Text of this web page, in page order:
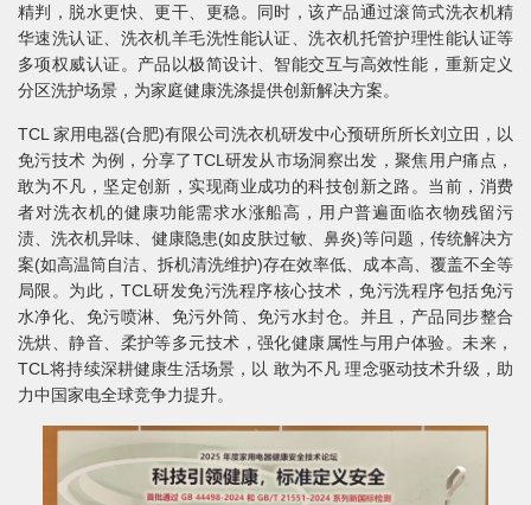
精判，脱水更快、更干、更稳。同时，该产品通过滚筒式洗衣机精
华速洗认证、洗衣机羊毛洗性能认证、洗衣机托管护理性能认证等
多项权威认证。产品以极简设计、智能交互与高效性能，重新定义
分区洗护场景，为家庭健康洗涤提供创新解决方案。
TCL 家用电器(合肥)有限公司洗衣机研发中心预研所所长刘立田，以
免污技术 为例，分享了TCL研发从市场洞察出发，聚焦用户痛点，
敢为不凡，坚定创新，实现商业成功的科技创新之路。当前，消费
者对洗衣机的健康功能需求水涨船高，用户普遍面临衣物残留污
渍、洗衣机异味、健康隐患(如皮肤过敏、鼻炎)等问题，传统解决方
案(如高温筒自洁、拆机清洗维护)存在效率低、成本高、覆盖不全等
局限。为此，TCL研发免污洗程序核心技术，免污洗程序包括免污
水净化、免污喷淋、免污外筒、免污水封仓。并且，产品同步整合
洗烘、静音、柔护等多元技术，强化健康属性与用户体验。未来，
TCL将持续深耕健康生活场景，以 敢为不凡 理念驱动技术升级，助
力中国家电全球竞争力提升。